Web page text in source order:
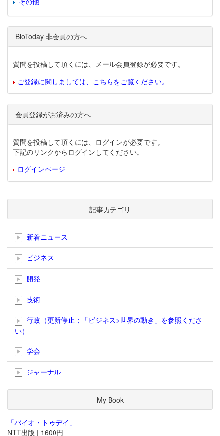
BioToday 非会員の方へ
質問を投稿して頂くには、メール会員登録が必要です。
ご登録に関しましては、こちらをご覧ください。
会員登録がお済みの方へ
質問を投稿して頂くには、ログインが必要です。
下記のリンクからログインしてください。
ログインページ
記事カテゴリ
新着ニュース
ビジネス
開発
技術
行政（更新停止；「ビジネス>世界の動き」を参照くださ
い）
学会
ジャーナル
My Book
「バイオ・トゥデイ」
NTT出版 | 1600円